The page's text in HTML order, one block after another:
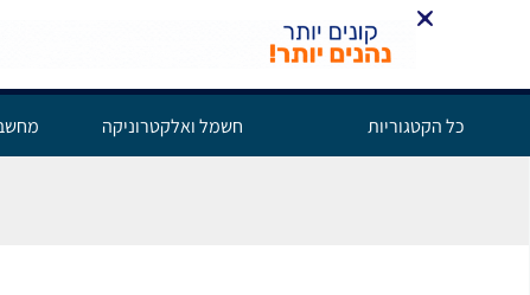
כל הקטגוריות חשמל ואלקטרוניקה